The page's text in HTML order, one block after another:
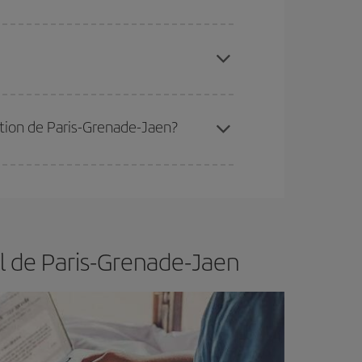
de Paris-Grenade-Jaen?
Paris-Grenade-Jaen